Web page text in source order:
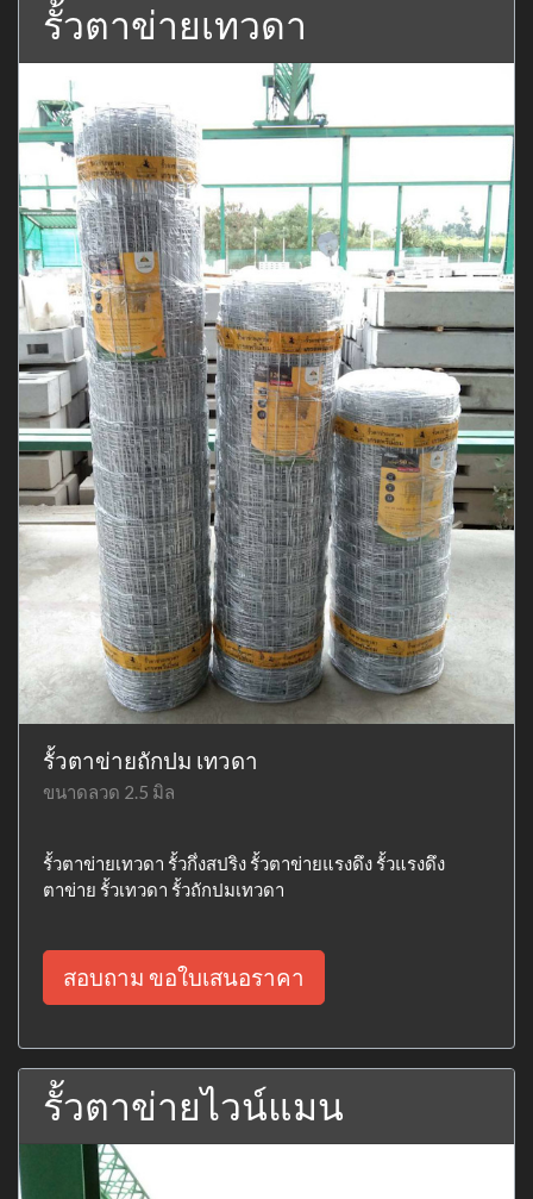
รั้วตาข่ายเทวดา
รั้วตาข่ายถักปม เทวดา
ขนาดลวด 2.5 มิล
รั้วตาข่ายเทวดา รั้วกึ่งสปริง รั้วตาข่ายแรงดึง รั้วแรงดึง
ตาข่าย รั้วเทวดา รั้วถักปมเทวดา
สอบถาม ขอใบเสนอราคา
รั้วตาข่ายไวน์แมน